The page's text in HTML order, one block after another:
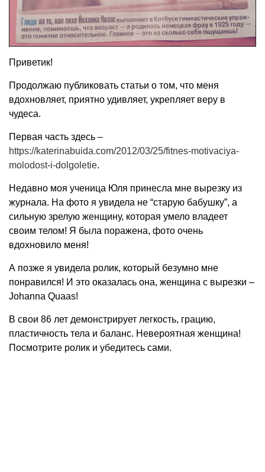
Приветик!
Продолжаю публиковать статьи о том, что меня
вдохновляет, приятно удивляет, укрепляет веру в
чудеса.
Первая часть здесь –
https://katerinabuida.com/2012/03/25/fitnes-motivaciya-
molodost-i-dolgoletie.
Недавно моя ученица Юля принесла мне вырезку из
журнала. На фото я увидела не “старую бабушку”, а
сильную зрелую женщину, которая умело владеет
своим телом! Я была поражена, фото очень
вдохновило меня!
А позже я увидела ролик, который безумно мне
понравился! И это оказалась она, женщина с вырезки –
Johanna Quaas!
В свои 86 лет демонстрирует легкость, грацию,
пластичность тела и баланс. Невероятная женщина!
Посмотрите ролик и убедитесь сами.